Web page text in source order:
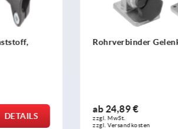
Aluminium
ab
zzgl.